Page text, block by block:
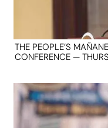
THE PEOPLE’S
CONFERENCE —